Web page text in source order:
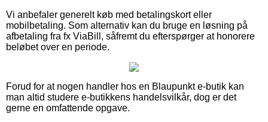
Vi anbefaler generelt køb med betalingskort eller
mobilbetaling. Som alternativ kan du bruge en løsning på
afbetaling fra fx ViaBill, såfremt du efterspørger at honorere
beløbet over en periode.
Forud for at nogen handler hos en Blaupunkt e-butik kan
man altid studere e-butikkens handelsvilkår, dog er det
gerne en omfattende opgave.